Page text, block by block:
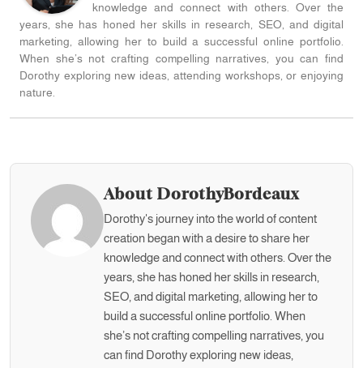
knowledge and connect with others. Over the
years, she has honed her skills in research, SEO, and digital
marketing, allowing her to build a successful online portfolio.
When she’s not crafting compelling narratives, you can find
Dorothy exploring new ideas, attending workshops, or enjoying
nature.
About DorothyBordeaux
Dorothy's journey into the world of content
creation began with a desire to share her
knowledge and connect with others. Over the
years, she has honed her skills in research,
SEO, and digital marketing, allowing her to
build a successful online portfolio. When
she’s not crafting compelling narratives, you
can find Dorothy exploring new ideas,